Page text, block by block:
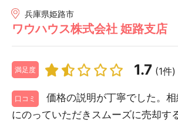
兵庫県姫路市
ワウハウス株式会社 姫路支店
満足度 1.7 (1件)
口コミ
価格の説明が丁寧でした。
にのっていただきスムーズに売却す